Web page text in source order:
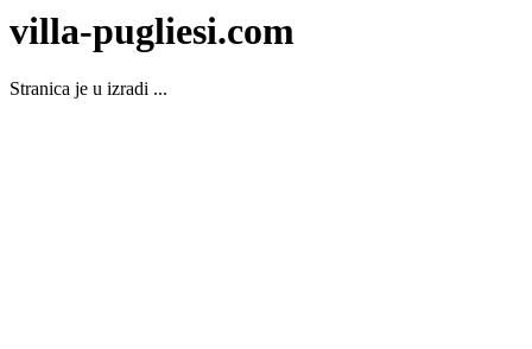
villa-pugliesi.com
Stranica je u izradi ...